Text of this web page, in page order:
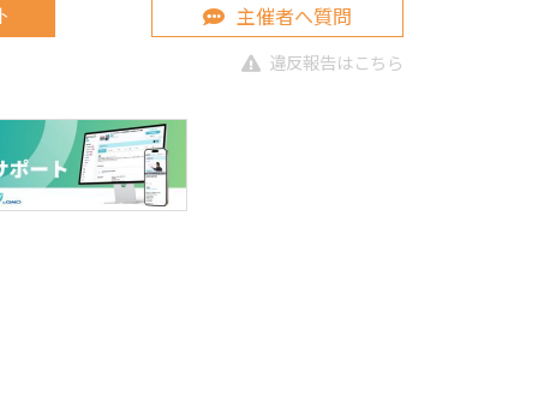
主催者へ質問
違反報告はこちら